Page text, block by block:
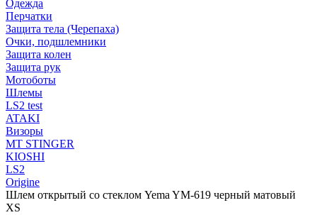
Одежда
Перчатки
Защита тела (Черепаха)
Очки, подшлемники
Защита колен
Защита рук
Мотоботы
Шлемы
LS2 test
ATAKI
Визоры
MT STINGER
KIOSHI
LS2
Origine
Шлем открытый со стеклом Yema YM-619 черный матовый
XS